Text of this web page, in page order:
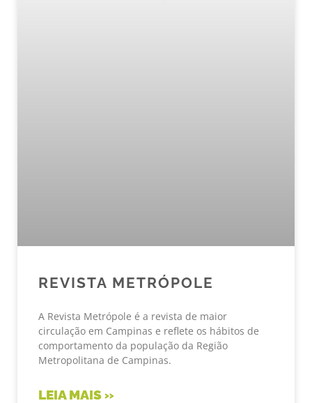
REVISTA METRÓPOLE
A Revista Metrópole é a revista de maior
circulação em Campinas e reflete os hábitos de
comportamento da população da Região
Metropolitana de Campinas.
LEIA MAIS »